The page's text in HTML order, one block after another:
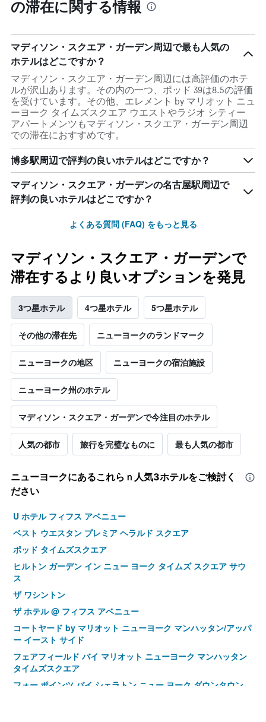
の滞在に関する情報
マディソン・スクエア・ガーデン周辺で最も人気の
ホテルはどこですか？
マディソン・スクエア・ガーデン周辺には高評価のホテ
ルが沢山あります。その内の一つ、ポッド 39は8.5の評価
を受けています。その他、エレメント by マリオット ニュ
ーヨーク タイムズスクエア ウエストやラジオ シティー
アパートメンツもマディソン・スクエア・ガーデン周辺
での滞在におすすめです。
博多駅周辺で評判の良いホテルはどこですか？
マディソン・スクエア・ガーデンの名古屋駅周辺で
評判の良いホテルはどこですか？
よくある質問 (FAQ) をもっと見る
マディソン・スクエア・ガーデンで
滞在するより良いオプションを発見
3つ星ホテル 4つ星ホテル 5つ星ホテル
その他の滞在先 ニューヨークのランドマーク
ニューヨークの地区 ニューヨークの宿泊施設
ニューヨーク州のホテル
マディソン・スクエア・ガーデンで今注目のホテル
人気の都市 旅行を完璧なものに 最も人気の都市
ニューヨーク​にあるこれらｎ人気3ホテルをご検討く
ださい
U ホテル フィフス アベニュー
ベスト ウエスタン プレミア ヘラルド スクエア
ポッド タイムズスクエア
ヒルトン ガーデン イン ニュー ヨーク タイムズ スクエア サウ
ス
ザ ワシントン
ザ ホテル @ フィフス アベニュー
コートヤード by マリオット ニューヨーク マンハッタン/アッパ
ー イースト サイド
フェアフィールド バイ マリオット ニューヨーク マンハッタン
タイムズスクエア
フォー ポインツ バイ シェラトン ニュー ヨーク ダウンタウン